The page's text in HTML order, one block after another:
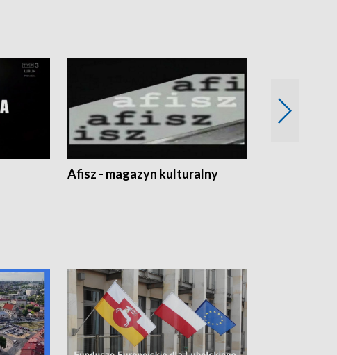
Afisz - magazyn kulturalny